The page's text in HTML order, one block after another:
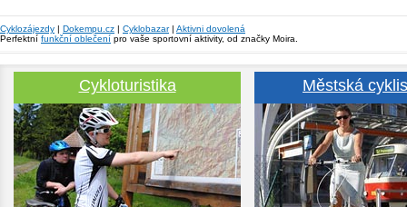
Cyklozájezdy | Dokempu.cz | Cyklobazar| Aktivni dovolená
Perfektní funkční oblečení pro vaše sportovní aktivity, od značky Moira.
Cykloturistika Městská